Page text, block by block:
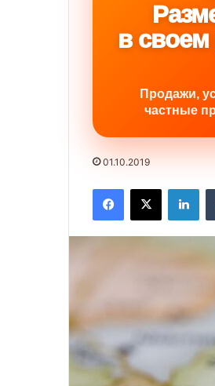
в своем
Продажи,
частные
01.10.2019